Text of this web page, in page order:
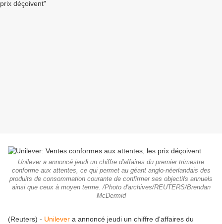
Unilever a annoncé jeudi un chiffre d'affaires du premier trimestre
conforme aux attentes, ce qui permet au géant anglo-néerlandais des
produits de consommation courante de confirmer ses objectifs annuels
ainsi que ceux à moyen terme. /Photo d'archives/REUTERS/Brendan
McDermid
(Reuters) - Unilever a annoncé jeudi un chiffre d'affaires du